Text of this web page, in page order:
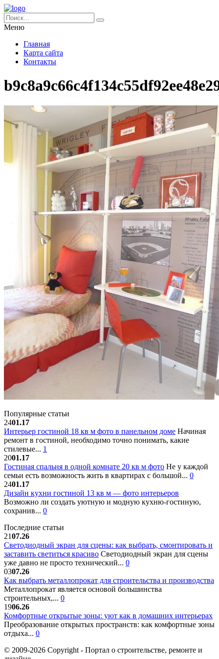
Меню
Главная
Карта сайта
Контакты
Популярные статьи
2401.17
Интерьер гостиной 18 кв м фото в панельном доме Начиная
ремонт в гостиной, необходимо точно понимать, какие
стилевые... 1
2001.17
Гостиная спальня в одной комнате 20 кв м фото Не у каждой
семьи есть возможность жить в квартирах с большой... 0
2401.17
Дизайн кухни гостиной 13 кв м — фото интерьеров
Возможно ли создать уютную и модную кухню-гостиную,
сохранив... 0
Последние статьи
2107.26
Светодиодный экран для сцены: как выбрать, смонтировать и
заставить светиться красиво Светодиодный экран для сцены
уже давно не просто технический... 0
0307.26
Как выбрать металлопрокат для строительства и производства
Металлопрокат является основой большинства
строительных,... 0
1906.26
Комфортные открытые зоны: уют как в домашних интерьерах
Преобразование открытых пространств: как комфортные зоны
отдыха... 0
© 2009-2026 Copyright - Портал о строительстве, ремонте и